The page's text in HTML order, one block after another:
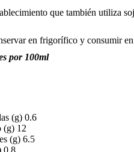
que también utiliza
en frigorífico y consumir
por 100ml
(g) 0.6
(g) 12
(g) 6.5
0.8